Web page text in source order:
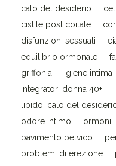
calo del desiderio
cistite post coitale
disfunzioni sessuali
equilibrio ormonale
griffonia
igiene intima
integratori donna 40+
libido. calo del
odore intimo
ormoni
pavimento pelvico
problemi di erezione